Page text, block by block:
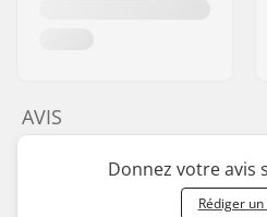
AVIS
Donnez votre avis
Rédiger un